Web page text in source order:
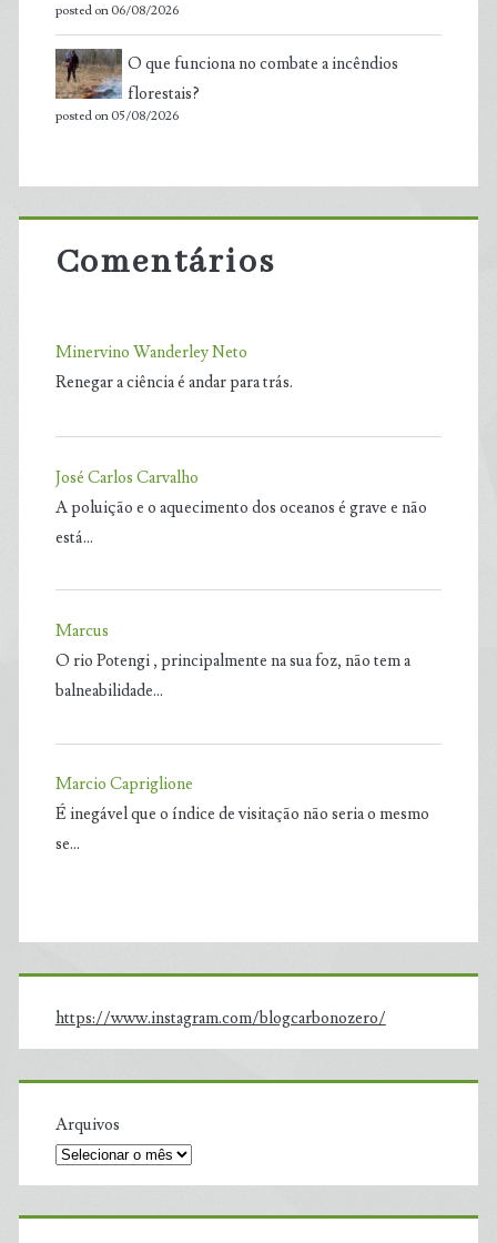
posted on 06/08/2026
O que funciona no combate a incêndios
florestais?
posted on 05/08/2026
Comentários
Minervino Wanderley Neto
Renegar a ciência é andar para trás.
José Carlos Carvalho
A poluição e o aquecimento dos oceanos é grave e não
está…
Marcus
O rio Potengi , principalmente na sua foz, não tem a
balneabilidade…
Marcio Capriglione
É inegável que o índice de visitação não seria o mesmo
se…
https://www.instagram.com/blogcarbonozero/
Arquivos